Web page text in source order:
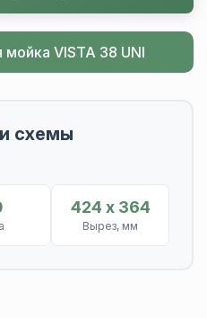
мойка VISTA 38 UNI
схемы
424 х 364
Вырез, мм